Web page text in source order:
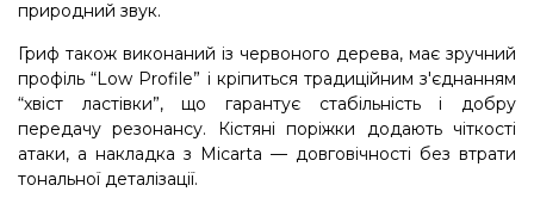
природний звук.
Гриф також виконаний із червоного дерева, має зручний
профіль “Low Profile” і кріпиться традиційним з'єднанням
“хвіст ластівки”, що гарантує стабільність і добру
передачу резонансу. Кістяні поріжки додають чіткості
атаки, а накладка з Micarta — довговічності без втрати
тональної деталізації.